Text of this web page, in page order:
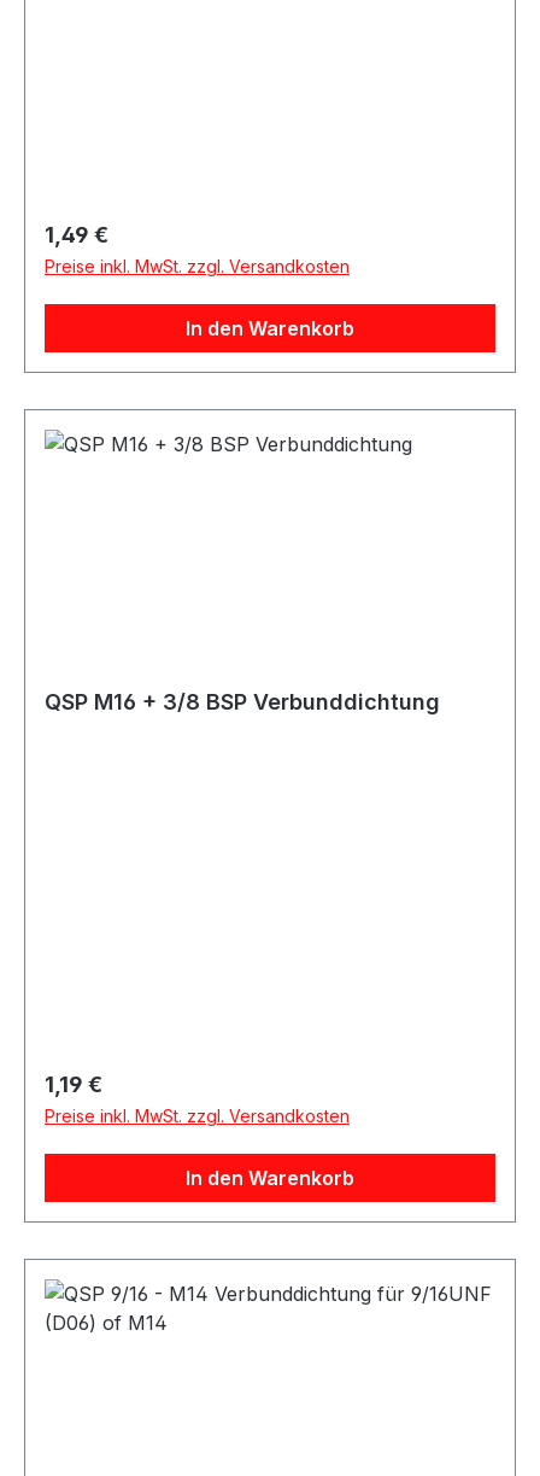
Regulärer Preis:
1,49 €
Preise inkl. MwSt. zzgl. Versandkosten
In den Warenkorb
QSP M16 + 3/8 BSP Verbunddichtung
Regulärer Preis:
1,19 €
Preise inkl. MwSt. zzgl. Versandkosten
In den Warenkorb